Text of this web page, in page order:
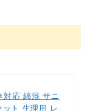
対応 綿混 サニ
ット 生理用 レ